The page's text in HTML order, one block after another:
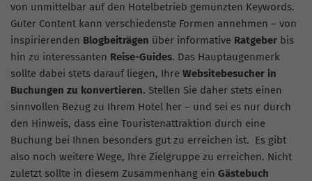
von unmittelbar auf den Hotelbetrieb gemünzten Keywords.
Guter Content kann verschiedenste Formen annehmen – von
inspirierenden Blogbeiträgen über informative Ratgeber bis
hin zu interessanten Reise-Guides. Das Hauptaugenmerk
sollte dabei stets darauf liegen, Ihre Websitebesucher in
Buchungen zu konvertieren. Stellen Sie daher stets einen
sinnvollen Bezug zu Ihrem Hotel her – und sei es nur durch
den Hinweis, dass eine Touristenattraktion durch eine
Buchung bei Ihnen besonders gut zu erreichen ist. Es gibt
also noch weitere Wege, Ihre Zielgruppe zu erreichen. Nicht
zuletzt sollte in diesem Zusammenhang ein Gästebuch